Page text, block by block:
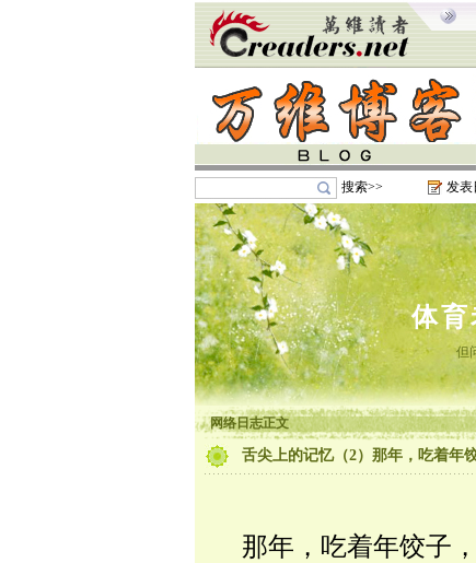
搜索>> 发表
体
但
网络日志正文
舌尖上的记忆（2）那年，吃着年
那年，吃着年饺子